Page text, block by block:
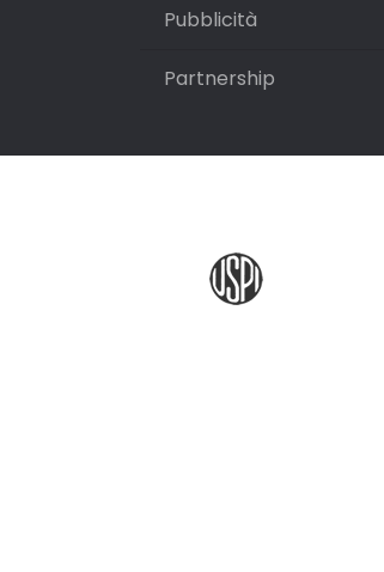
Pubblicità
Partnership